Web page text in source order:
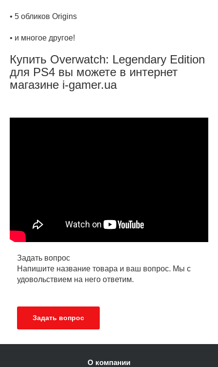
• 5 обликов Origins
• и многое другое!
Купить Overwatch: Legendary Edition
для PS4 вы можете в интернет
магазине i-gamer.ua
Задать вопрос
Напишите название товара и ваш вопрос. Мы с
удовольствием на него ответим.
Задать вопрос
О компании